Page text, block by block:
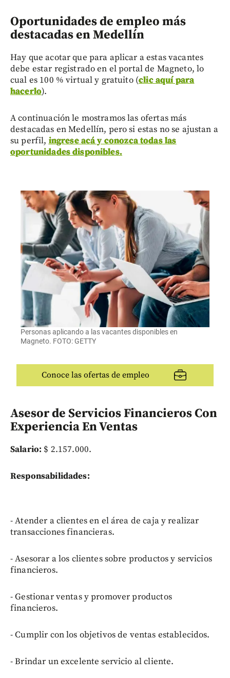
Oportunidades de empleo más
destacadas en Medellín
Hay que acotar que para aplicar a estas vacantes
debe estar registrado en el portal de Magneto, lo
cual es 100 % virtual y gratuito (clic aquí para
hacerlo).
A continuación le mostramos las ofertas más
destacadas en Medellín, pero si estas no se ajustan a
su perfil, ingrese acá y conozca todas las
oportunidades disponibles.
Personas aplicando a las vacantes disponibles en
Magneto. FOTO: GETTY
Conoce las ofertas de empleo
Asesor de Servicios Financieros Con
Experiencia En Ventas
Salario: $ 2.157.000.
Responsabilidades:
- Atender a clientes en el área de caja y realizar
transacciones financieras.
- Asesorar a los clientes sobre productos y servicios
financieros.
- Gestionar ventas y promover productos
financieros.
- Cumplir con los objetivos de ventas establecidos.
- Brindar un excelente servicio al cliente.